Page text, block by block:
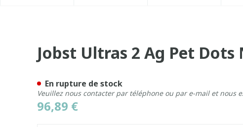
Ii Pair
Jobst Ultras 2 Ag Pet
96,89 €
En rupture de stock
Veuillez nous contacter par téléphone ou par e-mail et nous